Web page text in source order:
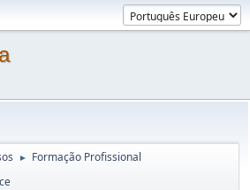
► Formação Profissional